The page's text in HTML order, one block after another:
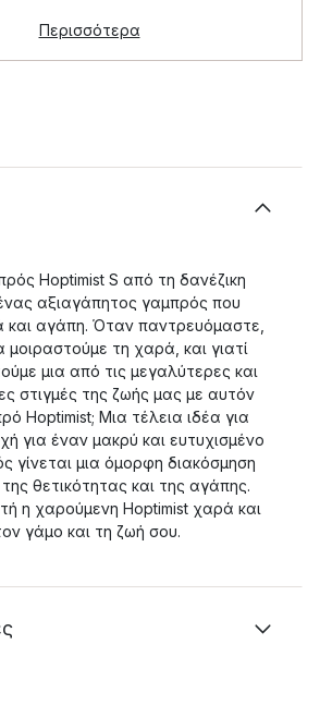
Περισσότερα
Hoptimist S από τη δανέζικη
αξιαγάπητος γαμπρός που
και αγάπη. Όταν παντρευόμαστε,
μοιραστούμε τη χαρά, και γιατί
μια από τις μεγαλύτερες και
στιγμές της ζωής μας με αυτόν
Hoptimist; Μια τέλεια ιδέα για
για έναν μακρύ και ευτυχισμένο
γίνεται μια όμορφη διακόσμηση
θετικότητας και της αγάπης.
η χαρούμενη Hoptimist χαρά και
γάμο και τη ζωή σου.